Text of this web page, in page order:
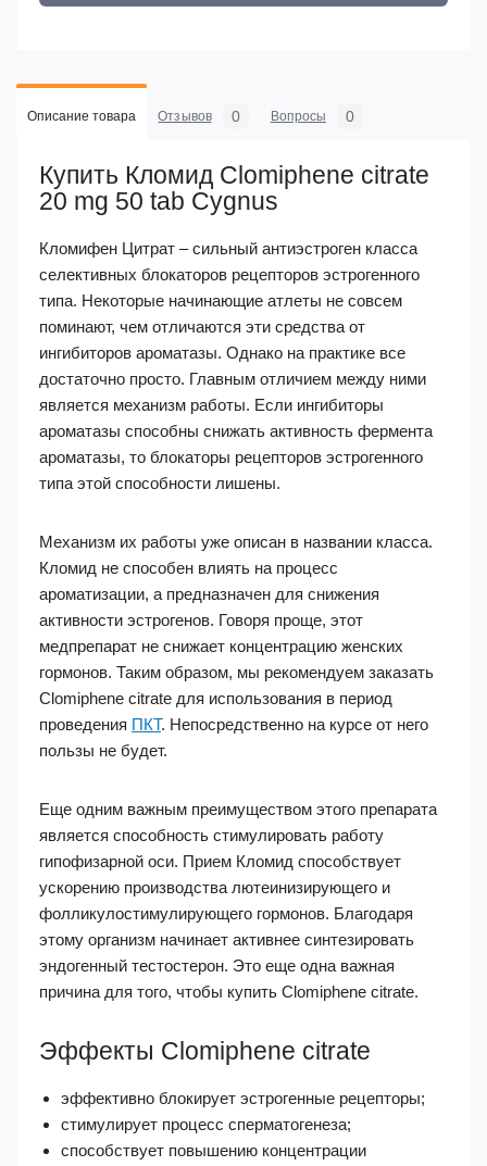
Описание товара Отзывов 0 Вопросы 0
Купить Кломид Clomiphene citrate
20 mg 50 tab Cygnus
Кломифен Цитрат – сильный антиэстроген класса
селективных блокаторов рецепторов эстрогенного
типа. Некоторые начинающие атлеты не совсем
поминают, чем отличаются эти средства от
ингибиторов ароматазы. Однако на практике все
достаточно просто. Главным отличием между ними
является механизм работы. Если ингибиторы
ароматазы способны снижать активность фермента
ароматазы, то блокаторы рецепторов эстрогенного
типа этой способности лишены.
Механизм их работы уже описан в названии класса.
Кломид не способен влиять на процесс
ароматизации, а предназначен для снижения
активности эстрогенов. Говоря проще, этот
медпрепарат не снижает концентрацию женских
гормонов. Таким образом, мы рекомендуем заказать
Clomiphene citrate для использования в период
проведения ПКТ. Непосредственно на курсе от него
пользы не будет.
Еще одним важным преимуществом этого препарата
является способность стимулировать работу
гипофизарной оси. Прием Кломид способствует
ускорению производства лютеинизирующего и
фолликулостимулирующего гормонов. Благодаря
этому организм начинает активнее синтезировать
эндогенный тестостерон. Это еще одна важная
причина для того, чтобы купить Clomiphene citrate.
Эффекты Clomiphene citrate
эффективно блокирует эстрогенные рецепторы;
стимулирует процесс сперматогенеза;
способствует повышению концентрации